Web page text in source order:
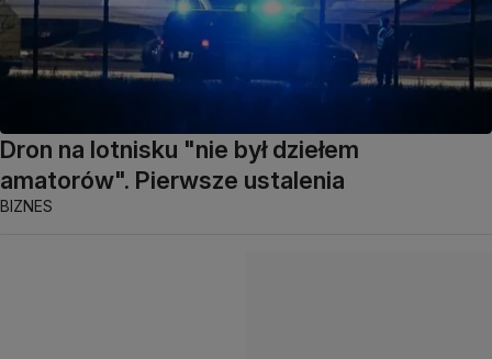
Dron na lotnisku "nie był dziełem
amatorów". Pierwsze ustalenia
BIZNES